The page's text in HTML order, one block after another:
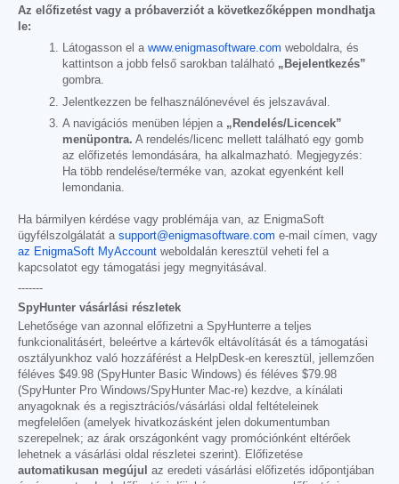
Az előfizetést vagy a próbaverziót a következőképpen mondhatja
le:
Látogasson el a www.enigmasoftware.com weboldalra, és
kattintson a jobb felső sarokban található „Bejelentkezés”
gombra.
Jelentkezzen be felhasználónevével és jelszavával.
A navigációs menüben lépjen a „Rendelés/Licencek”
menüpontra. A rendelés/licenc mellett található egy gomb
az előfizetés lemondására, ha alkalmazható. Megjegyzés:
Ha több rendelése/terméke van, azokat egyenként kell
lemondania.
Ha bármilyen kérdése vagy problémája van, az EnigmaSoft
ügyfélszolgálatát a support@enigmasoftware.com e-mail címen, vagy
az EnigmaSoft MyAccount weboldalán keresztül veheti fel a
kapcsolatot egy támogatási jegy megnyitásával.
-------
SpyHunter vásárlási részletek
Lehetősége van azonnal előfizetni a SpyHunterre a teljes
funkcionalitásért, beleértve a kártevők eltávolítását és a támogatási
osztályunkhoz való hozzáférést a HelpDesk-en keresztül, jellemzően
féléves $49.98 (SpyHunter Basic Windows) és féléves $79.98
(SpyHunter Pro Windows/SpyHunter Mac-re) kezdve, a kínálati
anyagoknak és a regisztrációs/vásárlási oldal feltételeinek
megfelelően (amelyek hivatkozásként jelen dokumentumban
szerepelnek; az árak országonként vagy promóciónként eltérőek
lehetnek a vásárlási oldal részletei szerint). Előfizetése
automatikusan megújul
az eredeti vásárlási előfizetés időpontjában